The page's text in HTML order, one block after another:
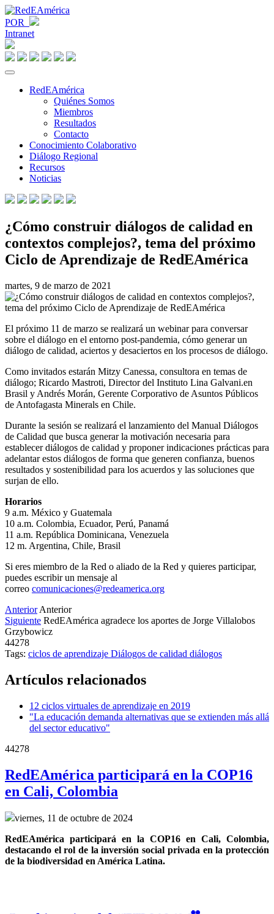
POR
Intranet
RedEAmérica
Quiénes Somos
Miembros
Resultados
Contacto
Conocimiento Colaborativo
Diálogo Regional
Recursos
Noticias
¿Cómo construir diálogos de calidad en
contextos complejos?, tema del próximo
Ciclo de Aprendizaje de RedEAmérica
martes, 9 de marzo de 2021
El próximo 11 de marzo se realizará un webinar para conversar
sobre el diálogo en el entorno post-pandemia, cómo generar un
diálogo de calidad, aciertos y desaciertos en los procesos de diálogo.
Como invitados estarán Mitzy Canessa, consultora en temas de
diálogo; Ricardo Mastroti, Director del Instituto Lina Galvani.en
Brasil y Andrés Morán, Gerente Corporativo de Asuntos Públicos
de Antofagasta Minerals en Chile.
Durante la sesión se realizará el lanzamiento del Manual Diálogos
de Calidad que busca generar la motivación necesaria para
establecer diálogos de calidad y proponer indicaciones prácticas para
adelantar estos diálogos de forma que generen confianza, buenos
resultados y sostenibilidad para los acuerdos y las soluciones que
surjan de ello.
Horarios
9 a.m. México y Guatemala
10 a.m. Colombia, Ecuador, Perú, Panamá
11 a.m. República Dominicana, Venezuela
12 m. Argentina, Chile, Brasil
Si eres miembro de la Red o aliado de la Red y quieres participar,
puedes escribir un mensaje al
correo comunicaciones@redeamerica.org
Anterior Anterior
Siguiente RedEAmérica agradece los aportes de Jorge Villalobos
Grzybowicz
44278
Tags: ciclos de aprendizaje Diálogos de calidad diálogos
Artículos relacionados
12 ciclos virtuales de aprendizaje en 2019
"La educación demanda alternativas que se extienden más allá
del sector educativo"
44278
RedEAmérica participará en la COP16
en Cali, Colombia
viernes, 11 de octubre de 2024
RedEAmérica participará en la COP16 en Cali, Colombia,
destacando el rol de la inversión social privada en la protección
de la biodiversidad en América Latina.